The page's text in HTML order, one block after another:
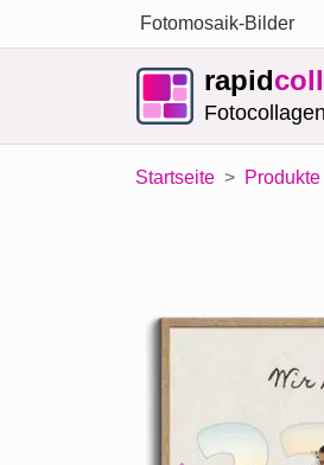
Fotomosaik-Bilder
rapid
Startseite Produkte